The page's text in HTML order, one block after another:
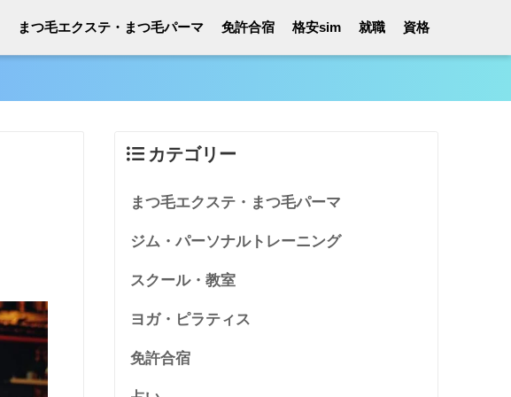
まつ毛エクステ・まつ毛パーマ 免許合宿 格安sim 就職 資格
カテゴリー
まつ毛エクステ・まつ毛パーマ
ジム・パーソナルトレーニング
スクール・教室
ヨガ・ピラティス
免許合宿